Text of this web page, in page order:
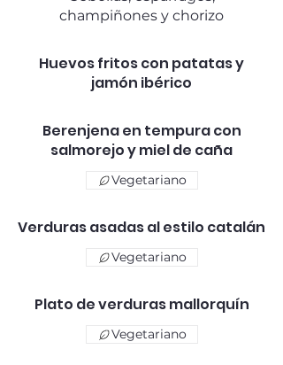
champiñones y chorizo
Huevos fritos con patatas y
jamón ibérico
Berenjena en tempura con
salmorejo y miel de caña
Vegetariano
Verduras asadas al estilo catalán
Vegetariano
Plato de verduras mallorquín
Vegetariano